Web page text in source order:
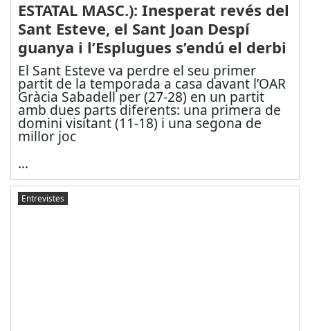
ESTATAL MASC.): Inesperat revés del
Sant Esteve, el Sant Joan Despí
guanya i l’Esplugues s’endú el derbi
El Sant Esteve va perdre el seu primer
partit de la temporada a casa davant l’OAR
Gràcia Sabadell per (27-28) en un partit
amb dues parts diferents: una primera de
domini visitant (11-18) i una segona de
millor joc
...
Entrevistes